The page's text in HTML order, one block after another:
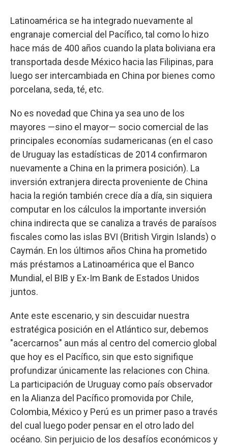
Latinoamérica se ha integrado nuevamente al
engranaje comercial del Pacífico, tal como lo hizo
hace más de 400 años cuando la plata boliviana era
transportada desde México hacia las Filipinas, para
luego ser intercambiada en China por bienes como
porcelana, seda, té, etc.
No es novedad que China ya sea uno de los
mayores —sino el mayor— socio comercial de las
principales economías sudamericanas (en el caso
de Uruguay las estadísticas de 2014 confirmaron
nuevamente a China en la primera posición). La
inversión extranjera directa proveniente de China
hacia la región también crece día a día, sin siquiera
computar en los cálculos la importante inversión
china indirecta que se canaliza a través de paraísos
fiscales como las islas BVI (British Virgin Islands) o
Caymán. En los últimos años China ha prometido
más préstamos a Latinoamérica que el Banco
Mundial, el BIB y Ex-Im Bank de Estados Unidos
juntos.
Ante este escenario, y sin descuidar nuestra
estratégica posición en el Atlántico sur, debemos
"acercarnos" aun más al centro del comercio global
que hoy es el Pacífico, sin que esto signifique
profundizar únicamente las relaciones con China.
La participación de Uruguay como país observador
en la Alianza del Pacífico promovida por Chile,
Colombia, México y Perú es un primer paso a través
del cual luego poder pensar en el otro lado del
océano. Sin perjuicio de los desafíos económicos y